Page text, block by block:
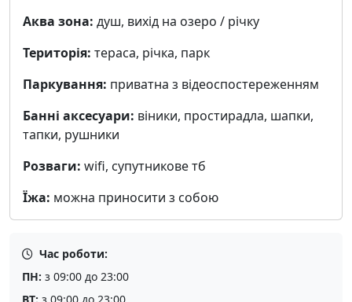
Аква зона: душ, вихід на озеро / річку
Територія: тераса, річка, парк
Паркування: приватна з відеоспостереженням
Банні аксесуари: віники, простирадла, шапки,
тапки, рушники
Розваги: wifi, cупутникове тб
Їжа: можна приносити з собою
Час роботи:
ПН: з 09:00 до 23:00